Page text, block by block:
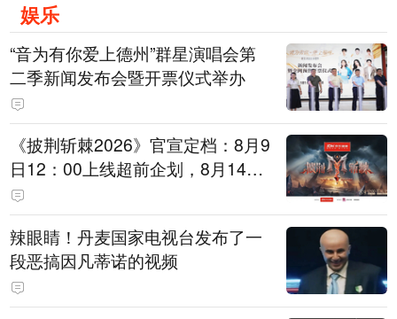
娱乐
“音为有你爱上德州”群星演唱会第
二季新闻发布会暨开票仪式举办
《披荆斩棘2026》官宣定档：8月9
日12：00上线超前企划，8月14日
初见面直播，8月15日、16日两天
进行初舞台直播
辣眼睛！丹麦国家电视台发布了一
段恶搞因凡蒂诺的视频